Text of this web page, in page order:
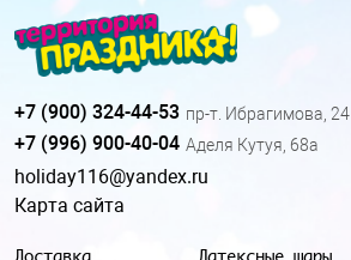
+7 (900) 324-44-53 пр-т. Ибрагимова, 24
+7 (996) 900-40-04 Аделя Кутуя, 68а
holiday116@yandex.ru
Карта сайта